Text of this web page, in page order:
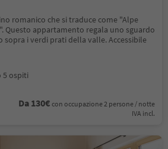
romanico che si traduce come "Alpe
Questo appartamento regala uno sguardo
i verdi prati della valle. Accessibile
5 ospiti
Da 130€ con occupazione 2 persone / notte
IVA incl.